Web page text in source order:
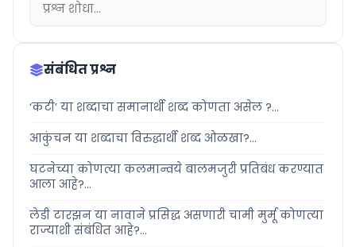
संबंधित प्रश्न
‘कटी’ या शब्दाचा समानार्थी शब्द कोणता असेल ?...
आकुंचन या शब्दाचा विरुद्धार्थी शब्द ओळखा?...
घटनेच्या कोणत्या कलमान्वये बालमजुरी प्रतिबंध करण्यात
आला आहे?...
लेडी टारझन या नावाने प्रसिद्ध असणारी चामी मुर्मू कोणत्या
राज्याशी संबंधित आहे?...